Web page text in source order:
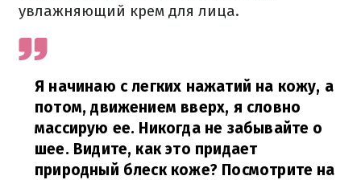
увлажняющий крем для лица.
Я начинаю с легких нажатий на кожу, а
потом, движением вверх, я словно
массирую ее. Никогда не забывайте о
шее. Видите, как это придает
природный блеск коже? Посмотрите на